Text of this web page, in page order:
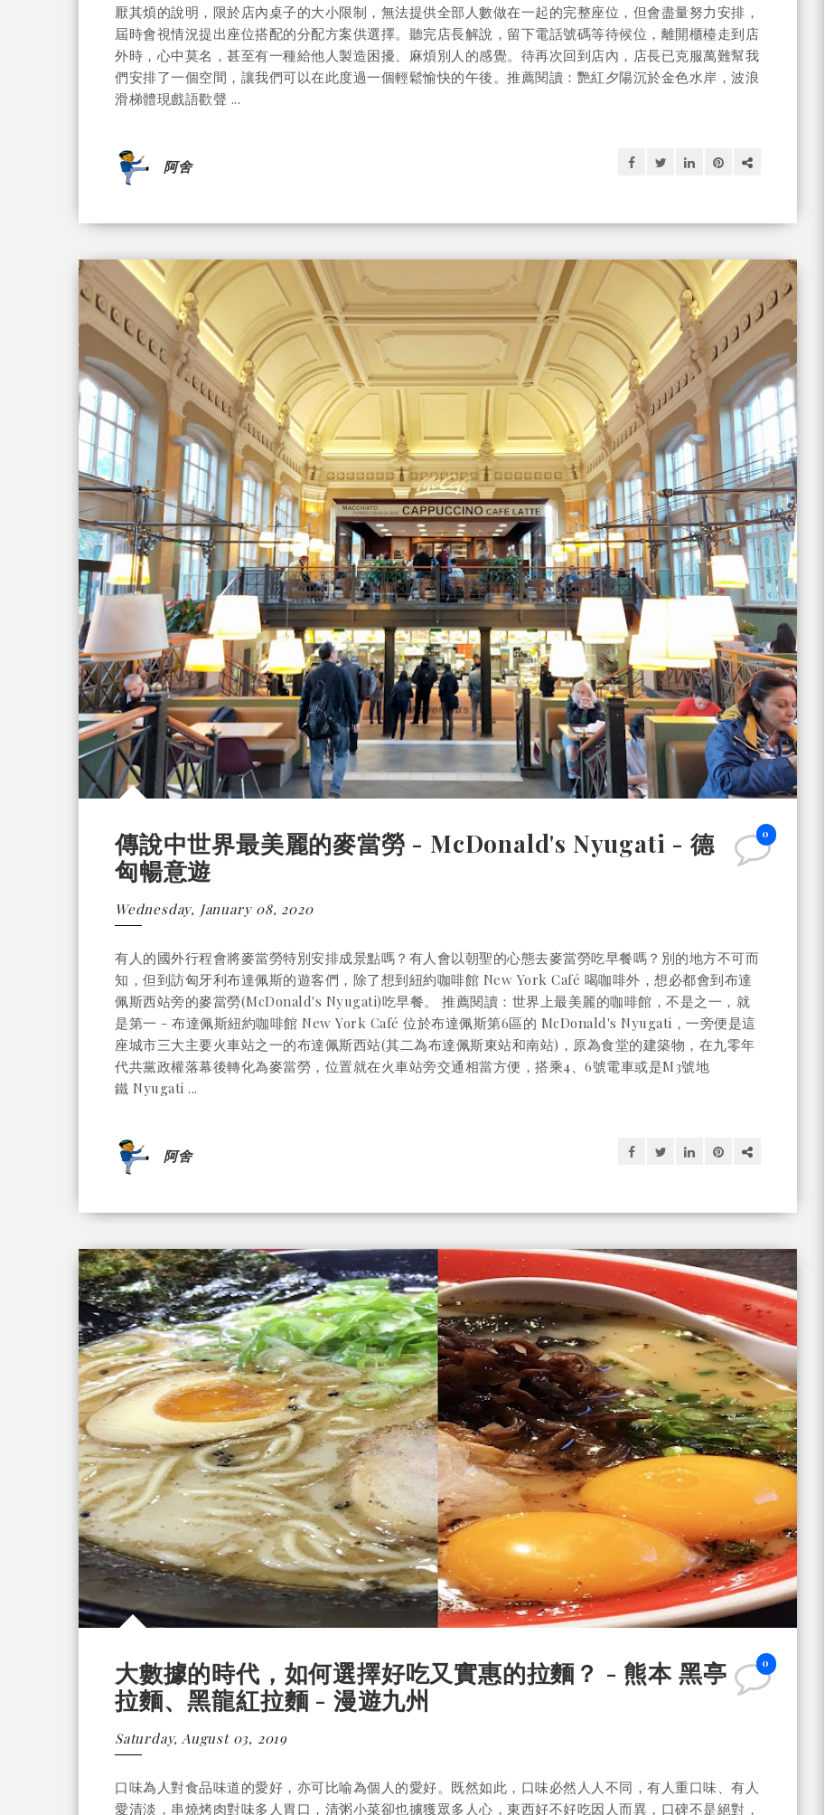
厭其煩的說明，限於店內桌子的大小限制，無法提供全部人數做在一起的完整座位，但會盡量努力安排，
屆時會視情況提出座位搭配的分配方案供選擇。聽完店長解說，留下電話號碼等待候位，離開櫃檯走到店
外時，心中莫名，甚至有一種給他人製造困擾、麻煩別人的感覺。待再次回到店內，店長已克服萬難幫我
們安排了一個空間，讓我們可以在此度過一個輕鬆愉快的午後。推薦閱讀：艷紅夕陽沉於金色水岸，波浪
滑梯體現戲語歡聲 ...
阿舍
0
傳說中世界最美麗的麥當勞 - McDonald's Nyugati - 德
匈暢意遊
Wednesday, January 08, 2020
有人的國外行程會將麥當勞特別安排成景點嗎？有人會以朝聖的心態去麥當勞吃早餐嗎？別的地方不可而
知，但到訪匈牙利布達佩斯的遊客們，除了想到紐約咖啡館 New York Café 喝咖啡外，想必都會到布達
佩斯西站旁的麥當勞(McDonald's Nyugati)吃早餐。 推薦閱讀：世界上最美麗的咖啡館，不是之一，就
是第一 - 布達佩斯紐約咖啡館 New York Café 位於布達佩斯第6區的 McDonald's Nyugati，一旁便是這
座城市三大主要火車站之一的布達佩斯西站(其二為布達佩斯東站和南站)，原為食堂的建築物，在九零年
代共黨政權落幕後轉化為麥當勞，位置就在火車站旁交通相當方便，搭乘4、6號電車或是M3號地
鐵 Nyugati ...
阿舍
0
大數據的時代，如何選擇好吃又實惠的拉麵？ - 熊本 黑亭
拉麵、黑龍紅拉麵 - 漫遊九州
Saturday, August 03, 2019
口味為人對食品味道的愛好，亦可比喻為個人的愛好。既然如此，口味必然人人不同，有人重口味、有人
愛清淡，串燒烤肉對味多人胃口，清粥小菜卻也擄獲眾多人心，東西好不好吃因人而異，口碑不是絕對，